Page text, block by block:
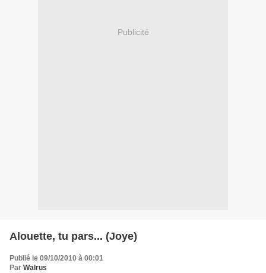
Publicité
Alouette, tu pars... (Joye)
Publié le 09/10/2010 à 00:01
Par Walrus